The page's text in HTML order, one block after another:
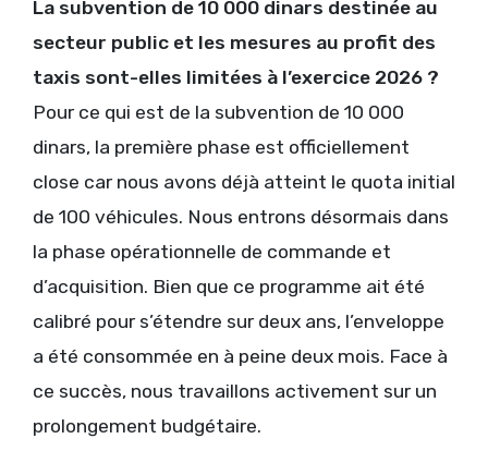
La subvention de 10 000 dinars destinée au
secteur public et les mesures au profit des
taxis sont-elles limitées à l’exercice 2026 ?
Pour ce qui est de la subvention de 10 000
dinars, la première phase est officiellement
close car nous avons déjà atteint le quota initial
de 100 véhicules. Nous entrons désormais dans
la phase opérationnelle de commande et
d’acquisition. Bien que ce programme ait été
calibré pour s’étendre sur deux ans, l’enveloppe
a été consommée en à peine deux mois. Face à
ce succès, nous travaillons activement sur un
prolongement budgétaire.